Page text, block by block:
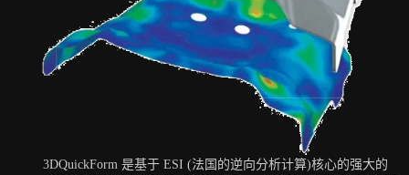
3DQuickForm 是基于 ESI (法国的逆向分析计算)核心的强大的